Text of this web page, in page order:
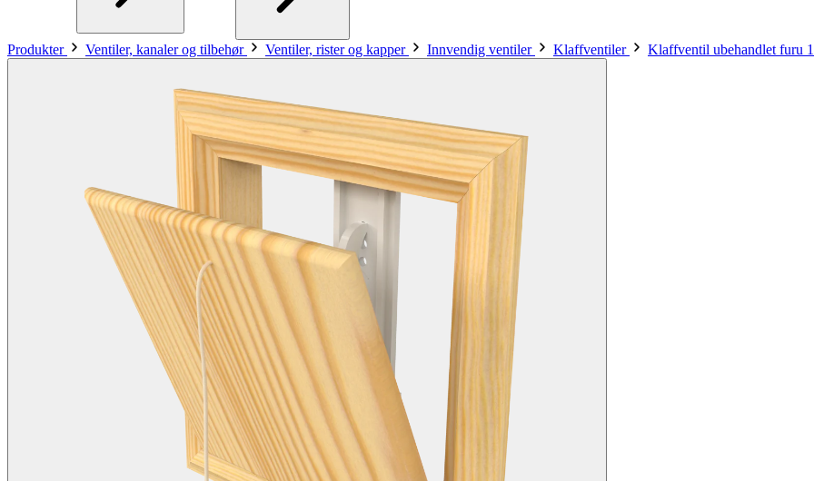
Produkter Ventiler, kanaler og tilbehør Ventiler, rister og kapper Innvendig ventiler Klaffventiler Klaffventil ubehandlet furu